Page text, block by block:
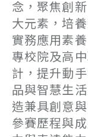
念，聚焦創
大元素，培
實務應用素
專校院及高
計，提升動
品與智慧生
造兼具創意
參賽歷程與